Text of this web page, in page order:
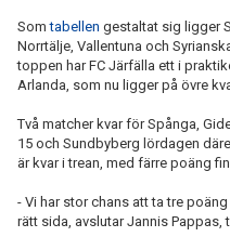
Somtabellen gestaltat sig ligger
Norrtälje, Vallentuna och
toppen har FC Järfälla ett i
Arlanda, som nu ligger på övre
Två matcher kvar för Spånga,
15 och Sundbyberg lördagen
är kvar i trean, med färre poäng
- Vi har stor chans att ta tre
rätt sida, avslutar Jannis Pappas,